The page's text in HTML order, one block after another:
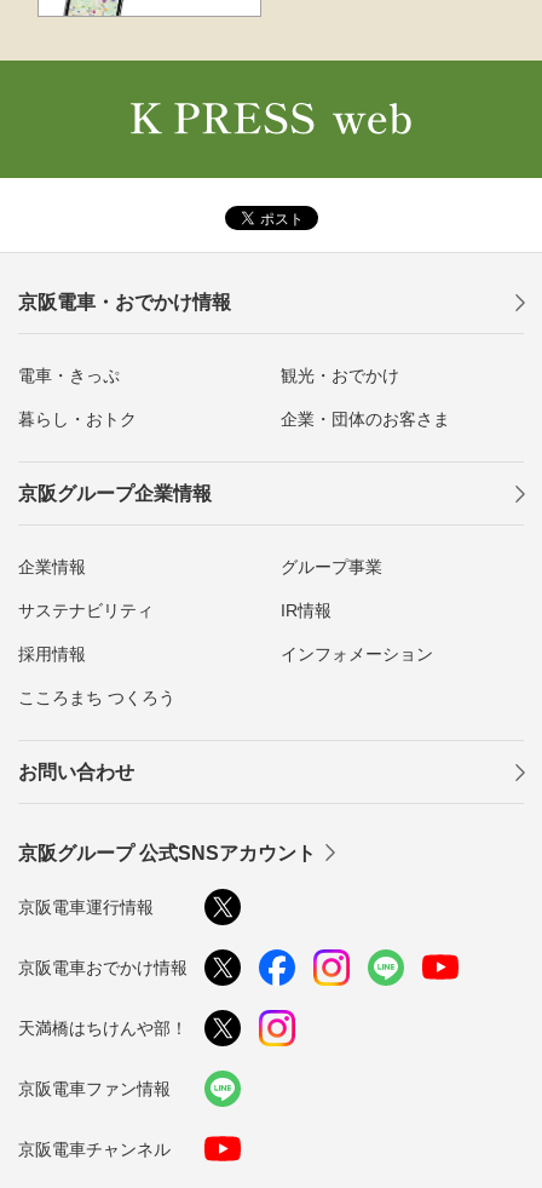
京阪電車・おでかけ情報
電車・きっぷ 観光・おでかけ
暮らし・おトク 企業・団体のお客さま
京阪グループ企業情報
企業情報 グループ事業
サステナビリティ IR情報
採用情報 インフォメーション
こころまち つくろう
お問い合わせ
京阪グループ 公式SNSアカウント
京阪電車運行情報
京阪電車おでかけ情報
天満橋はちけんや部！
京阪電車ファン情報
京阪電車チャンネル